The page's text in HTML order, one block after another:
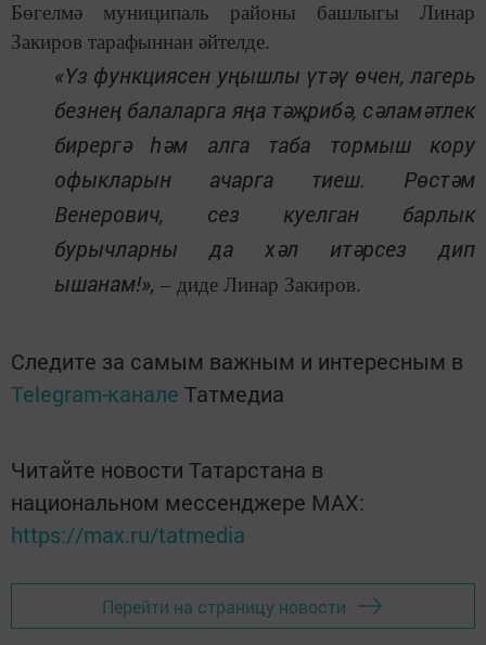
Бөгелмә муниципаль районы башлыгы Линар
Закиров тарафыннан әйтелде.
«Үз функциясен уңышлы үтәү өчен, лагерь
безнең балаларга яңа тәҗрибә, сәламәтлек
бирергә һәм алга таба тормыш кору
офыкларын ачарга тиеш. Рөстәм
Венерович, сез куелган барлык
бурычларны да хәл итәрсез дип
ышанам!», – диде Линар Закиров.
Следите за самым важным и интересным в
Telegram-канале Татмедиа
Читайте новости Татарстана в
национальном мессенджере MАХ:
https://max.ru/tatmedia
Перейти на страницу новости